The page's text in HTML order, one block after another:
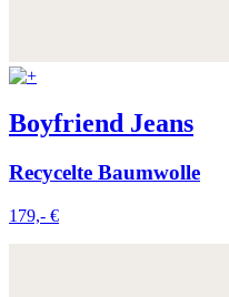
Boyfriend Jeans
Recycelte Baumwolle
179,- €